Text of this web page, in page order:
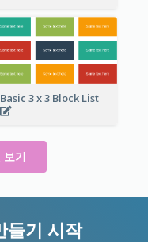
Basic 3 x 3 Block List
보기
들기 시작